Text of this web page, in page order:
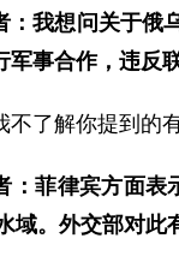
：我想问关于俄
军事合作，违反
不了解你提到的
：菲律宾方面表
域。外交部对此